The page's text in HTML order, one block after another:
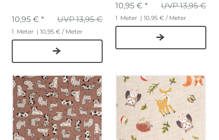
UVP 13,95 €
10,95 € *
1 Meter | 10,95 € / Meter
UVP 13,95 €
10,95 € *
1 Meter | 10,95 € / Meter